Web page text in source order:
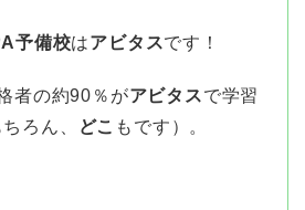
予備校はアビタスです！
者の約90％がアビタスで学習
ろん、
どこ もです）。